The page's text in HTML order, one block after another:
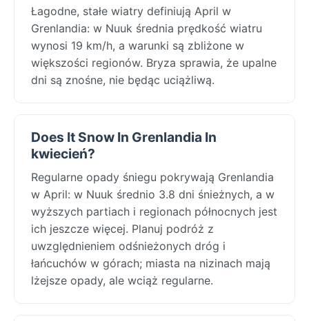
Łagodne, stałe wiatry definiują April w
Grenlandia: w Nuuk średnia prędkość wiatru
wynosi 19 km/h, a warunki są zbliżone w
większości regionów. Bryza sprawia, że upalne
dni są znośne, nie będąc uciążliwą.
Does It Snow In Grenlandia In
kwiecień?
Regularne opady śniegu pokrywają Grenlandia
w April: w Nuuk średnio 3.8 dni śnieżnych, a w
wyższych partiach i regionach północnych jest
ich jeszcze więcej. Planuj podróż z
uwzględnieniem odśnieżonych dróg i
łańcuchów w górach; miasta na nizinach mają
lżejsze opady, ale wciąż regularne.